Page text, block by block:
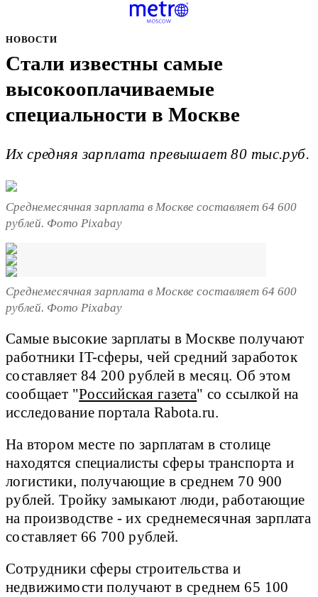
НОВОСТИ
Стали известны самые
высокооплачиваемые
специальности в Москве
Их средняя зарплата превышает 80 тыс.руб.
Среднемесячная зарплата в Москве составляет 64 600
рублей. Фото Pixabay
Среднемесячная зарплата в Москве составляет 64 600
рублей. Фото Pixabay
Самые высокие зарплаты в Москве получают
работники IT-сферы, чей средний заработок
составляет 84 200 рублей в месяц. Об этом
сообщает "Российская газета" со ссылкой на
исследование портала Rabota.ru.
На втором месте по зарплатам в столице
находятся специалисты сферы транспорта и
логистики, получающие в среднем 70 900
рублей. Тройку замыкают люди, работающие
на производстве - их среднемесячная зарплата
составляет 66 700 рублей.
Сотрудники сферы строительства и
недвижимости получают в среднем 65 100